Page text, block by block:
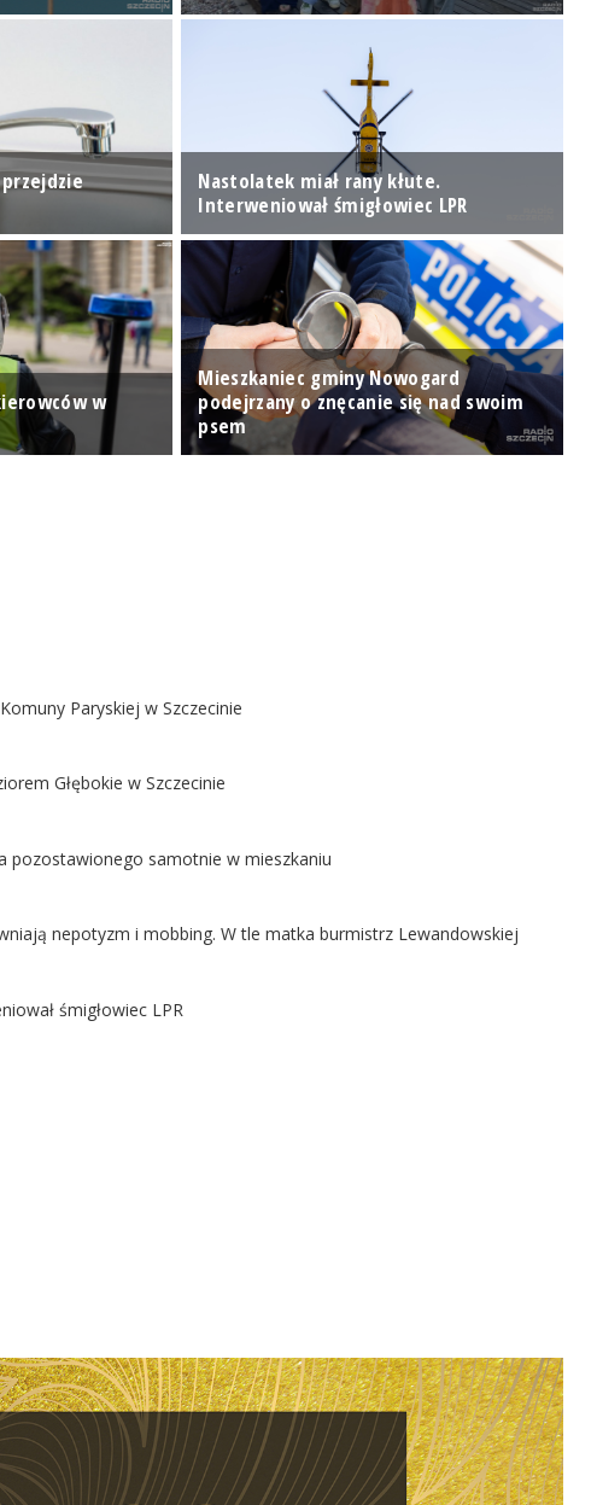
Nastolatek miał rany kłute.
Interweniował śmigłowiec LPR
w
Mieszkaniec gminy Nowogard
podejrzany o znęcanie się nad swoim
psem
Paryskiej w Szczecinie
Głębokie w Szczecinie
pozostawionego samotnie w mieszkaniu
nepotyzm i mobbing. W tle matka burmistrz Lewandowskiej
śmigłowiec LPR